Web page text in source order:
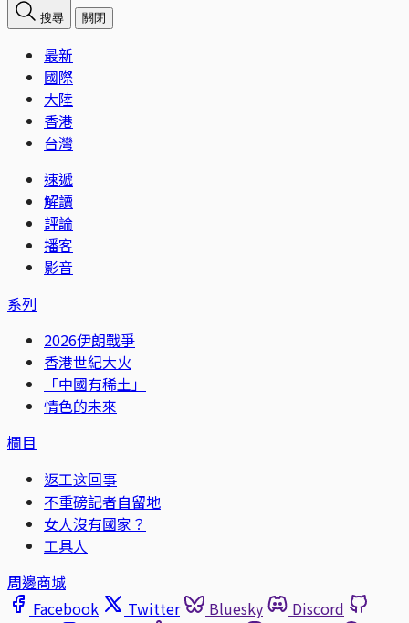
搜尋 關閉
最新
國際
大陸
香港
台灣
速遞
解讀
評論
播客
影音
系列
2026伊朗戰爭
香港世紀大火
「中國有稀土」
情色的未來
欄目
返工这回事
不重磅記者自留地
女人沒有國家？
工具人
周邊商城
Facebook
Twitter Bluesky
Discord